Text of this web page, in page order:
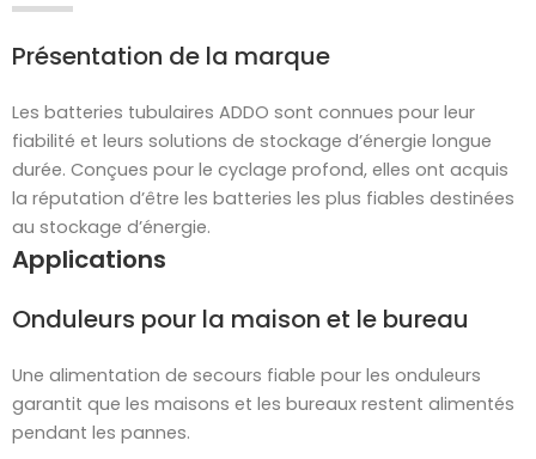
Présentation de la marque
Les batteries tubulaires ADDO sont connues pour leur
fiabilité et leurs solutions de stockage d’énergie longue
durée. Conçues pour le cyclage profond, elles ont acquis
la réputation d’être les batteries les plus fiables destinées
au stockage d’énergie.
Applications
Onduleurs pour la maison et le bureau
Une alimentation de secours fiable pour les onduleurs
garantit que les maisons et les bureaux restent alimentés
pendant les pannes.